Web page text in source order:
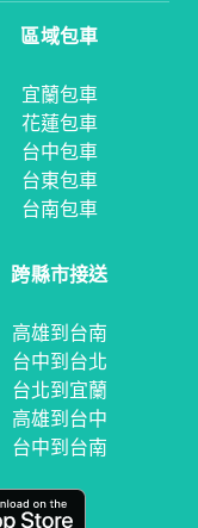
區域包車
宜蘭包車
花蓮包車
台中包車
台東包車
台南包車
跨縣市接送
高雄到台南
台中到台北
台北到宜蘭
高雄到台中
台中到台南